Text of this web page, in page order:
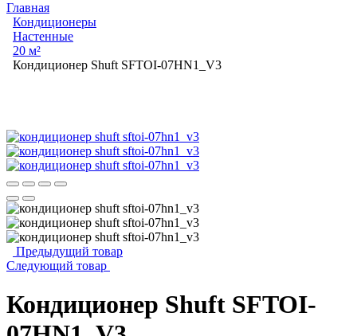
Главная
Кондиционеры
Настенные
20 м²
Кондиционер Shuft SFTOI-07HN1_V3
Предыдущий товар
Следующий товар
Кондиционер Shuft SFTOI-